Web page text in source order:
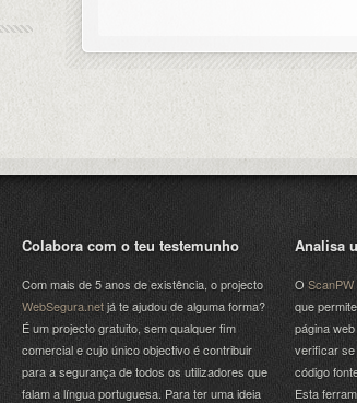
Colabora com o teu testemunho
Com mais de 5 anos de existência, o projecto
WebSegura.netjá te ajudou de alguma forma?
É um projecto gratuito, sem qualquer fim
comercial e cujo único objectivo é contribuir
para a segurança de todos os utilizadores que
falam a língua portuguesa. Para ter uma ideia
Analisa
OScanPW
que
página
verificar se
código
Esta